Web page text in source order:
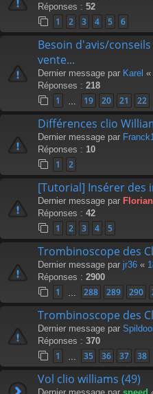
Réponses : 52
1 2 3 4 5 6
Besoin d'avis/
vente...
Dernier message par Karel «
Réponses : 218
1 19 20 21 22
Différences clio
Dernier message par
Réponses : 10
1 2
[Tutorial] Insérer des
Dernier message par Florian
Réponses : 42
1 2 3 4 5
Trombinoscope des
Dernier message par jr36 «
Réponses : 2900
1 288 289 290
Trombinoscope des
Dernier message par
Réponses : 370
1 35 36 37 38
Vol clio williams (49)
Dernier message par speed